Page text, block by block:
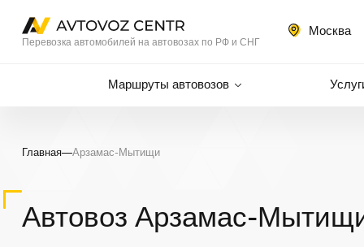
Перевозка автомобилей на автовозах по РФ и СНГ
Москва
Маршруты автовозов
Главная—Арзамас-Мытищи
Автовоз Арзамас-